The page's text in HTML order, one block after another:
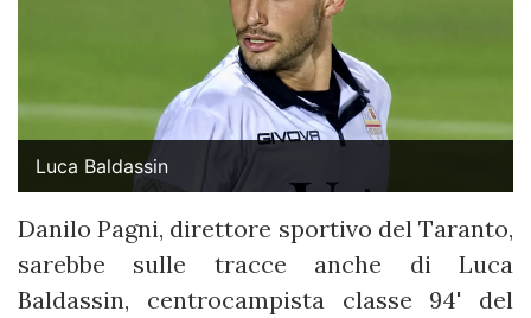
Luca Baldassin
Danilo Pagni, direttore sportivo del Taranto,
sarebbe sulle tracce anche di Luca
Baldassin, centrocampista classe 94' del